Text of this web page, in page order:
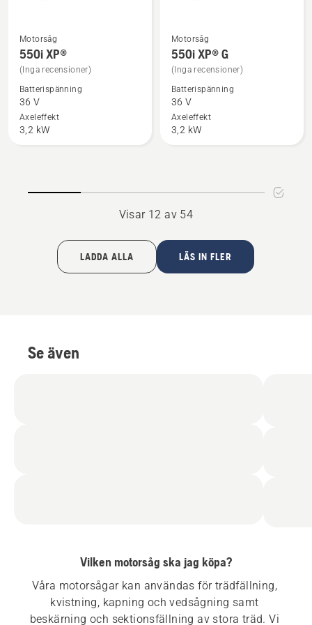
Se
mer
information
om
550i
XP®
Motorsåg
550i XP®
(Inga recensioner)
Batterispänning
36 V
Axeleffekt
3,2 kW
Se
mer
information
om
550i
XP®
Motorsåg
550i XP® G
(Inga recensioner)
Batterispänning
36 V
Axeleffekt
3,2 kW
Visar 12 av 54
LADDA ALLA LÄS IN FLER
Se även
Vilken motorsåg ska jag köpa?
Våra motorsågar kan användas för trädfällning,
kvistning, kapning och vedsågning samt
beskärning och sektionsfällning av stora träd. Vi